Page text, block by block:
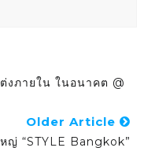
งภายใน ในอนาคต @
Older Article
ญ่ “STYLE Bangkok”